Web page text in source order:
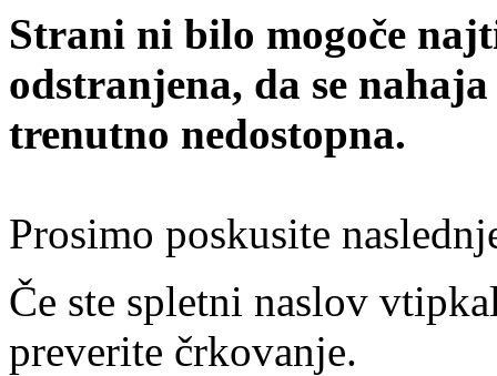
Strani ni bilo mogoče
odstranjena, da se
trenutno nedostopna.
Prosimo poskusite
Če ste spletni naslov
preverite črkovanje.